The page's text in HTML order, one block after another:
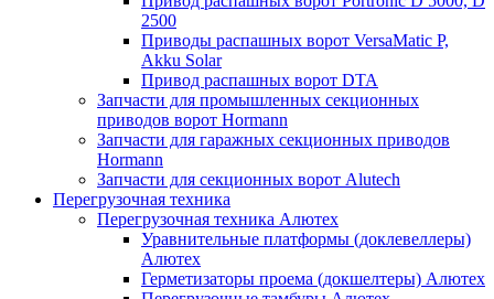
2500
Приводы распашных ворот VersaMatic P,
Akku Solar
Привод распашных ворот DTA
Запчасти для промышленных секционных
приводов ворот Hormann
Запчасти для гаражных секционных приводов
Hormann
Запчасти для секционных ворот Alutech
Перегрузочная техника
Перегрузочная техника Алютех
Уравнительные платформы (доклевеллеры)
Алютех
Герметизаторы проема (докшелтеры) Алютех